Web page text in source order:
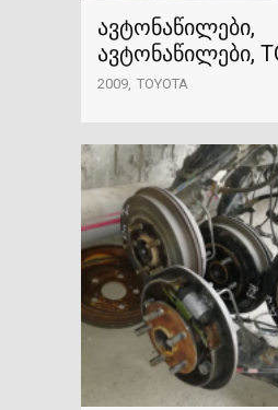
ავტონაწილები,
ავტონაწილები,
2009 TOYOTA